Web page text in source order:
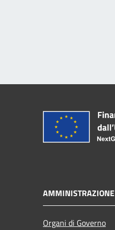
AMMINISTRAZIONE
Organi di Governo